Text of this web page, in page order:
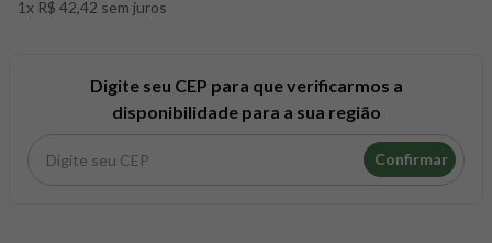
1x R$ 42,42 sem juros
Digite seu CEP para que verificarmos a
disponibilidade para a sua região
Confirmar
8º snack proteico mundo verde
creatina mundo verde